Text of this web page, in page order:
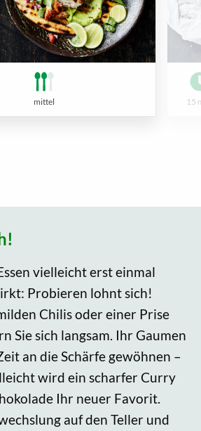
mittel 15
vielleicht erst einmal
Probieren lohnt sich!
Chilis oder einer Prise
Sie sich langsam. Ihr Gaumen
an die Schärfe gewöhnen –
wird ein scharfer Curry
Ihr neuer Favorit.
auf den Teller und